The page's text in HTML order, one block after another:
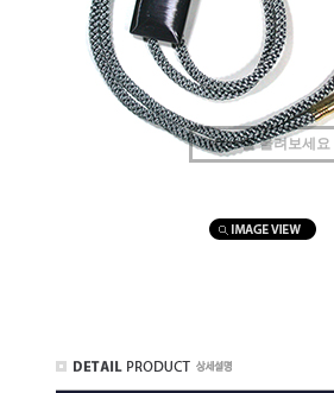
마우스를 올려보세요